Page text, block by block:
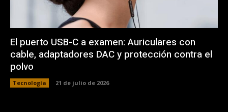
El puerto USB-C a examen: Auriculares con
cable, adaptadores DAC y protección contra el
polvo
Tecnología 21 de julio de 2026